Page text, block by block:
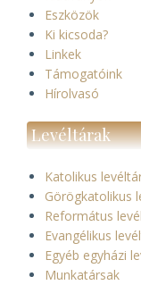
Eszközök
Ki kicsoda?
Linkek
Támogatóink
Hírolvasó
Levéltárak
Katolikus
Görögkatolikus
Református
Evangélikus
Egyéb egyházi
Munkatársak